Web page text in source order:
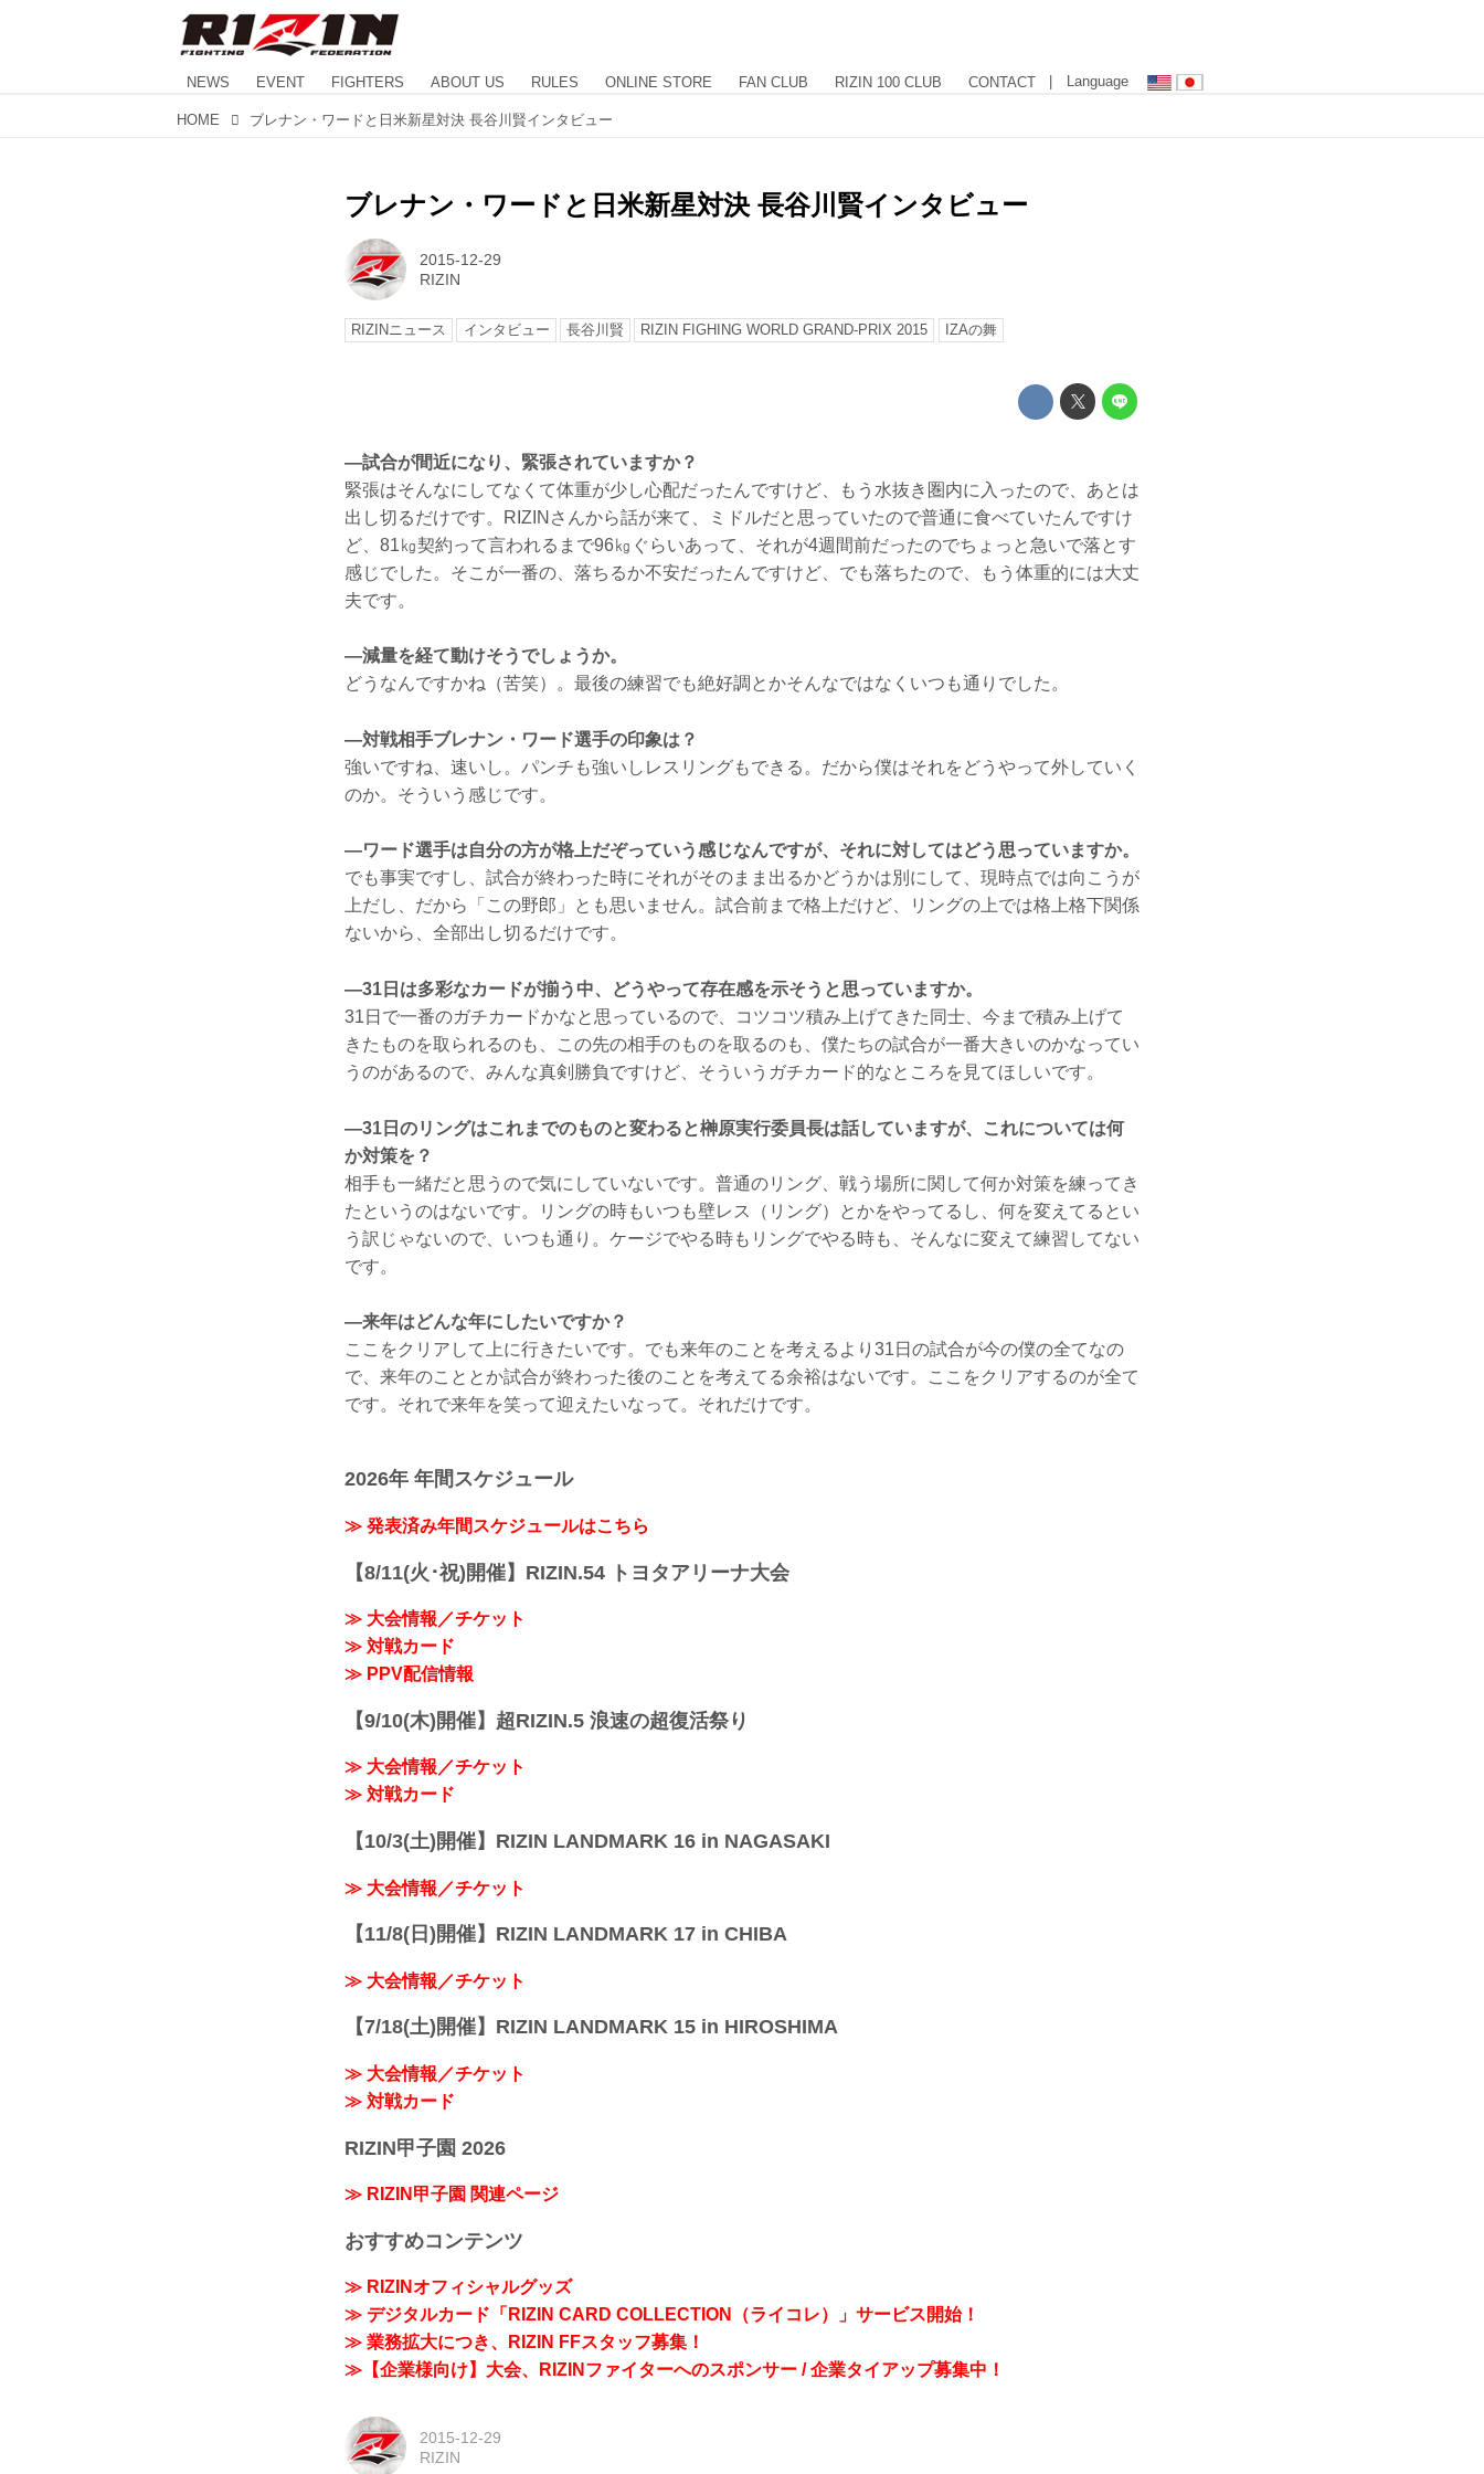
NEWS EVENT FIGHTERS ABOUT US RULES ONLINE STORE FAN CLUB RIZIN 100 CLUB CONTACT | Language
HOME ブレナン・ワードと日米新星対決 長谷川賢インタビュー
ブレナン・ワードと日米新星対決 長谷川賢インタビュー
2015-12-29
RIZIN
RIZINニュース インタビュー 長谷川賢 RIZIN FIGHING WORLD GRAND-PRIX 2015 IZAの舞
—試合が間近になり、緊張されていますか？
緊張はそんなにしてなくて体重が少し心配だったんですけど、もう水抜き圏内に入ったので、あとは
出し切るだけです。RIZINさんから話が来て、ミドルだと思っていたので普通に食べていたんですけ
ど、81㎏契約って言われるまで96㎏ぐらいあって、それが4週間前だったのでちょっと急いで落とす
感じでした。そこが一番の、落ちるか不安だったんですけど、でも落ちたので、もう体重的には大丈
夫です。
—減量を経て動けそうでしょうか。
どうなんですかね（苦笑）。最後の練習でも絶好調とかそんなではなくいつも通りでした。
—対戦相手ブレナン・ワード選手の印象は？
強いですね、速いし。パンチも強いしレスリングもできる。だから僕はそれをどうやって外していく
のか。そういう感じです。
—ワード選手は自分の方が格上だぞっていう感じなんですが、それに対してはどう思っていますか。
でも事実ですし、試合が終わった時にそれがそのまま出るかどうかは別にして、現時点では向こうが
上だし、だから「この野郎」とも思いません。試合前まで格上だけど、リングの上では格上格下関係
ないから、全部出し切るだけです。
—31日は多彩なカードが揃う中、どうやって存在感を示そうと思っていますか。
31日で一番のガチカードかなと思っているので、コツコツ積み上げてきた同士、今まで積み上げて
きたものを取られるのも、この先の相手のものを取るのも、僕たちの試合が一番大きいのかなってい
うのがあるので、みんな真剣勝負ですけど、そういうガチカード的なところを見てほしいです。
—31日のリングはこれまでのものと変わると榊原実行委員長は話していますが、これについては何
か対策を？
相手も一緒だと思うので気にしていないです。普通のリング、戦う場所に関して何か対策を練ってき
たというのはないです。リングの時もいつも壁レス（リング）とかをやってるし、何を変えてるとい
う訳じゃないので、いつも通り。ケージでやる時もリングでやる時も、そんなに変えて練習してない
です。
—来年はどんな年にしたいですか？
ここをクリアして上に行きたいです。でも来年のことを考えるより31日の試合が今の僕の全てなの
で、来年のこととか試合が終わった後のことを考えてる余裕はないです。ここをクリアするのが全て
です。それで来年を笑って迎えたいなって。それだけです。
2026年 年間スケジュール
≫ 発表済み年間スケジュールはこちら
【8/11(火･祝)開催】RIZIN.54 トヨタアリーナ大会
≫ 大会情報／チケット
≫ 対戦カード
≫ PPV配信情報
【9/10(木)開催】超RIZIN.5 浪速の超復活祭り
≫ 大会情報／チケット
≫ 対戦カード
【10/3(土)開催】RIZIN LANDMARK 16 in NAGASAKI
≫ 大会情報／チケット
【11/8(日)開催】RIZIN LANDMARK 17 in CHIBA
≫ 大会情報／チケット
【7/18(土)開催】RIZIN LANDMARK 15 in HIROSHIMA
≫ 大会情報／チケット
≫ 対戦カード
RIZIN甲子園 2026
≫ RIZIN甲子園 関連ページ
おすすめコンテンツ
≫ RIZINオフィシャルグッズ
≫ デジタルカード「RIZIN CARD COLLECTION（ライコレ）」サービス開始！
≫ 業務拡大につき、RIZIN FFスタッフ募集！
≫【企業様向け】大会、RIZINファイターへのスポンサー / 企業タイアップ募集中！
2015-12-29
RIZIN